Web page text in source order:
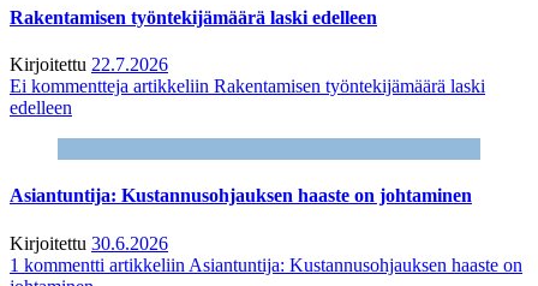
Rakentamisen työntekijämäärä laski edelleen
Kirjoitettu 22.7.2026
Ei kommentteja artikkeliin Rakentamisen työntekijämäärä laski
edelleen
Asiantuntija: Kustannusohjauksen haaste on johtaminen
Kirjoitettu 30.6.2026
1 kommentti artikkeliin Asiantuntija: Kustannusohjauksen haaste on